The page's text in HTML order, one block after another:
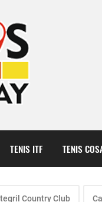
TENIS ITF TENIS
Country Club